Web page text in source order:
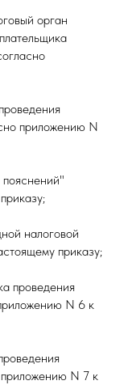
орган
приложению N
налоговой
приказу;
проведения
N 6 к
приложению N 7 к